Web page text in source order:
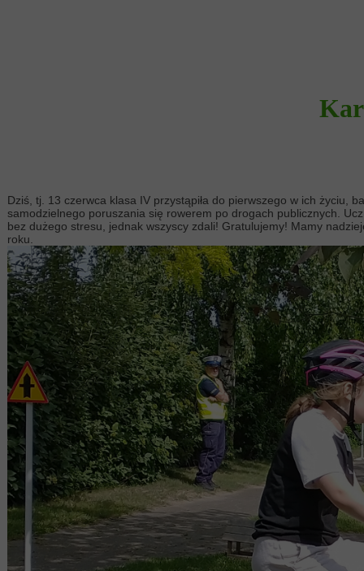
Dziś, tj. 13 czerwca klasa IV przystąpiła do pierwszego w ich życiu,
samodzielnego poruszania się rowerem po drogach publicznych.
bez dużego stresu, jednak wszyscy zdali! Gratulujemy! Mamy
roku.